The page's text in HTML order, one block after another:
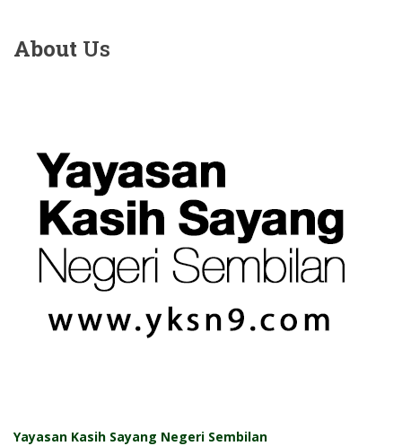
About Us
Yayasan Kasih Sayang Negeri Sembilan